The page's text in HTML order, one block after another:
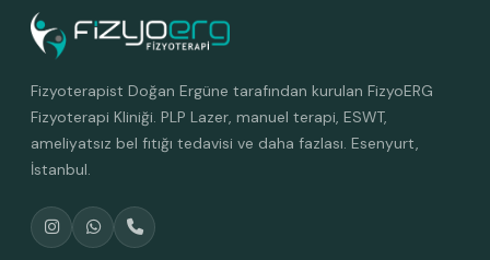
Fizyoterapist Doğan Ergüne tarafından kurulan FizyoERG
Fizyoterapi Kliniği. PLP Lazer, manuel terapi, ESWT,
ameliyatsız bel fıtığı tedavisi ve daha fazlası. Esenyurt,
İstanbul.